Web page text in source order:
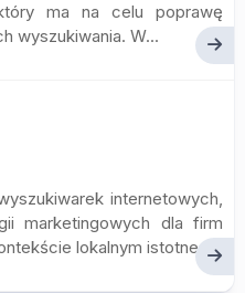
ma na celu poprawę
wyszukiwania. W...
internetowych,
marketingowych dla firm
lokalnym istotne...